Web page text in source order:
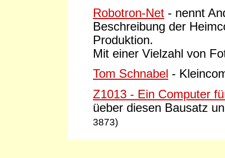
Robotron-Net - nennt
Beschreibung der
Produktion.
Mit einer Vielzahl von
Tom Schnabel -
Z1013 - Ein Computer
üeber diesen Bausatz
3873)